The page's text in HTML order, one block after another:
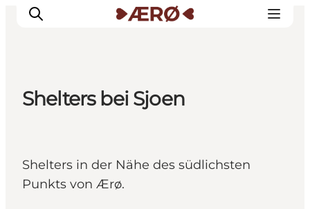
Erleben
Veranstaltungen
Reiseplanung
Shelters bei Sjoen
Shelters in der Nähe des südlichsten
Punkts von Ærø.